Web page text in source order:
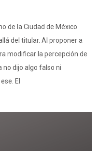
de la Ciudad de México
del titular. Al proponer a
modificar la percepción de
no dijo algo falso ni
El